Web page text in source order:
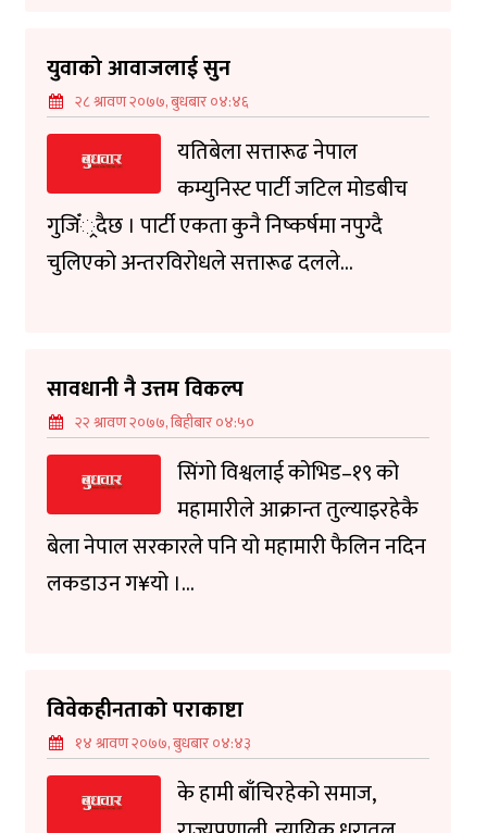
युवाको आवाजलाई सुन
२८ श्रावण २०७७, बुधबार ०४:४६
यतिबेला सत्तारूढ नेपाल
कम्युनिस्ट पार्टी जटिल मोडबीच
गुजिँ्रदैछ । पार्टी एकता कुनै निष्कर्षमा नपुग्दै
चुलिएको अन्तरविरोधले सत्तारूढ दलले...
सावधानी नै उत्तम विकल्प
२२ श्रावण २०७७, बिहीबार ०४:५०
सिंगो विश्वलाई कोभिड–१९ को
महामारीले आक्रान्त तुल्याइरहेकै
बेला नेपाल सरकारले पनि यो महामारी फैलिन नदिन
लकडाउन ग¥यो ।...
विवेकहीनताको पराकाष्टा
१४ श्रावण २०७७, बुधबार ०४:४३
के हामी बाँचिरहेको समाज,